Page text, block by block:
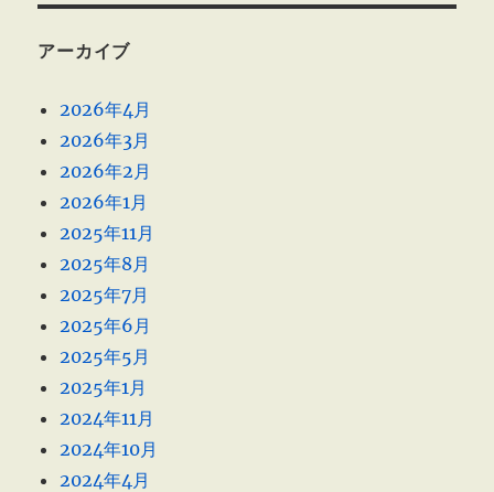
アーカイブ
2026年4月
2026年3月
2026年2月
2026年1月
2025年11月
2025年8月
2025年7月
2025年6月
2025年5月
2025年1月
2024年11月
2024年10月
2024年4月